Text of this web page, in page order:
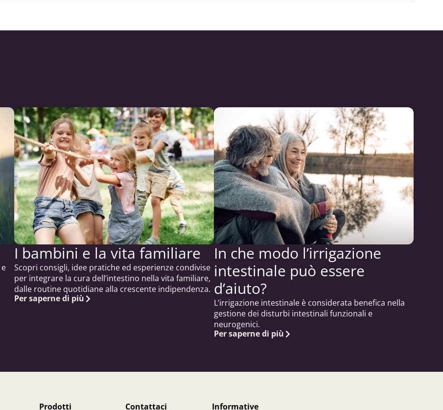
I bambini e la vita familiare
Scopri consigli, idee pratiche ed esperienze condivise
per integrare la cura dell’intestino nella vita familiare,
dalle routine quotidiane alla crescente indipendenza.
Per saperne di più
In che modo l’irrigazione
intestinale può essere
d’aiuto?
L’irrigazione intestinale è considerata benefica nella
gestione dei disturbi intestinali funzionali e
neurogenici.
Per saperne di più
Prodotti Contattaci Informative